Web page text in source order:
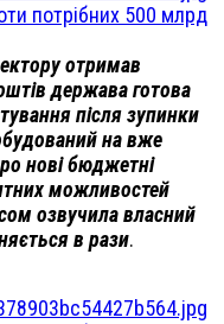
потрібних 500 млрд
отримав
держава готова
після зупинки
на вже
нові бюджетні
можливостей
озвучила власний
в рази.